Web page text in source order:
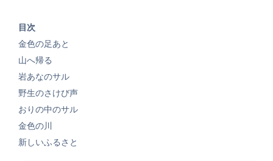
目次
金色の足あと
山へ帰る
岩あなのサル
野生のさけび声
おりの中のサル
金色の川
新しいふるさと